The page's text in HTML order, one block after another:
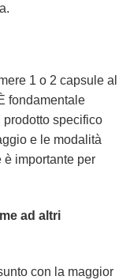
1 o 2 capsule al
fondamentale
prodotto specifico
e le modalità
è importante per
ad altri
con la maggior